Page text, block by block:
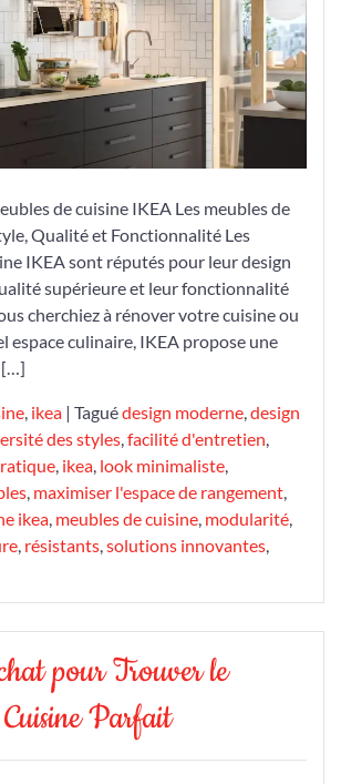
de cuisine IKEA Les meubles de
Qualité et Fonctionnalité Les
IKEA sont réputés pour leur design
supérieure et leur fonctionnalité
cherchiez à rénover votre cuisine ou
espace culinaire, IKEA propose une
[…]
, ikea | Taguédesign moderne,design
des styles,facilité d'entretien,
, ikea, look minimaliste,
, maximiser l'espace de rangement,
ikea, meubles de cuisine, modularité,
, résistants,solutions innovantes,
pour Trouver le
Parfait